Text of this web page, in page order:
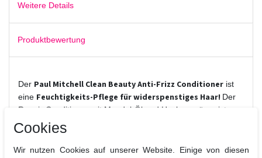
Weitere Details
Produktbewertung
Der Paul Mitchell Clean Beauty Anti-Frizz Conditioner ist
eine Feuchtigkeits-Pflege für widerspenstiges Haar! Der
Repair-Conditioner mit Mandel-Öl und Hyaluronsäure ist
speziell für strukturiertes und zu Frizz neigendem Haar. Zur
ergänzenden Pflege bietet die Clean Beauty Smooth Serie
auch ein Shampoo und ein Leave-In Treatment.
Cookies
Wir nutzen Cookies auf unserer Website. Einige von diesen